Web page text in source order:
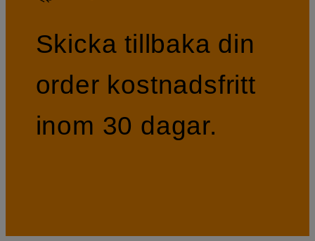
Skicka tillbaka din
order kostnadsfritt
inom 30 dagar.